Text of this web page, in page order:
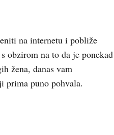
na internetu i pobliže
obzirom na to da je ponekad
žena, danas vam
prima puno pohvala.